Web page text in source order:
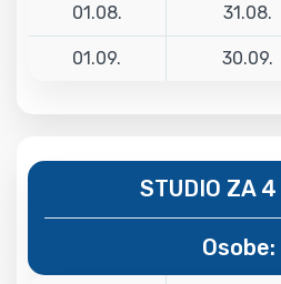
01.08. 31.08.
01.09. 30.09.
STUDIO ZA 4
Osobe: